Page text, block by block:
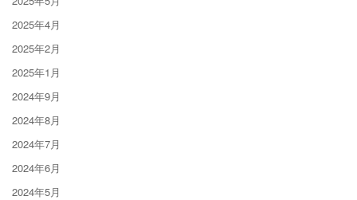
2025年4月
2025年2月
2025年1月
2024年9月
2024年8月
2024年7月
2024年6月
2024年5月